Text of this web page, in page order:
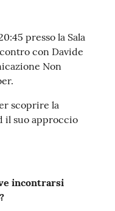
presso la Sala
con Davide
Non
scoprire la
il suo approccio
incontrarsi